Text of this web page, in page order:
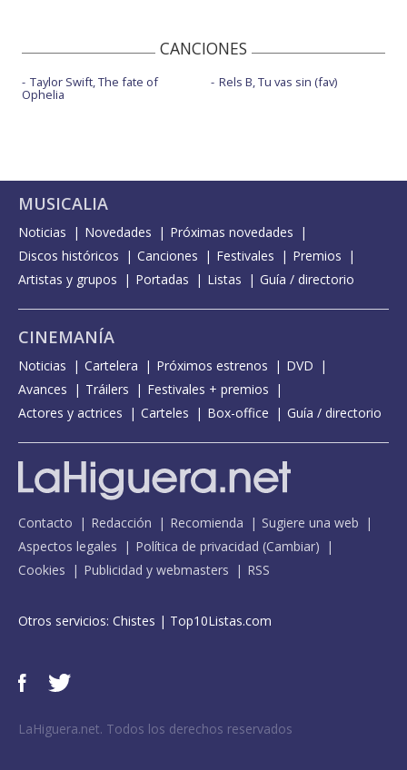
CANCIONES
Taylor Swift, The fate of
Ophelia
Rels B, Tu vas sin (fav)
MUSICALIA
Noticias Novedades
Próximas novedades
Discos históricos
Canciones Festivales
Premios
Artistas y grupos
Portadas Listas Guía / directorio
CINEMANÍA
Noticias Cartelera Próximos estrenos
DVD
Avances
Tráilers
Festivales + premios
Actores y actrices
Carteles Box-office Guía / directorio
Contacto Redacción Recomienda
Sugiere una web
Aspectos legales
Política de privacidad (Cambiar)
Cookies
Publicidad y webmasters RSS
Otros servicios: Chistes | Top10Listas.com
LaHiguera.net. Todos los derechos reservados